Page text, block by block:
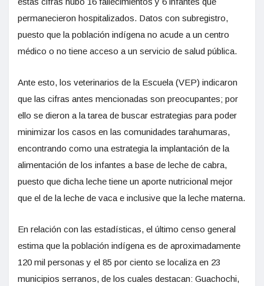
permanecieron hospitalizados. Datos con subregistro,
puesto que la población indígena no acude a un centro
médico o no tiene acceso a un servicio de salud pública.
Ante esto, los veterinarios de la Escuela (VEP) indicaron
que las cifras antes mencionadas son preocupantes; por
ello se dieron a la tarea de buscar estrategias para poder
minimizar los casos en las comunidades tarahumaras,
encontrando como una estrategia la implantación de la
alimentación de los infantes a base de leche de cabra,
puesto que dicha leche tiene un aporte nutricional mejor
que el de la leche de vaca e inclusive que la leche materna.
En relación con las estadísticas, el último censo general
estima que la población indígena es de aproximadamente
120 mil personas y el 85 por ciento se localiza en 23
municipios serranos, de los cuales destacan: Guachochi,